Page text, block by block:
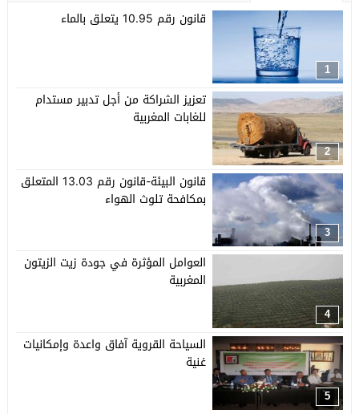
1
قانون رقم 10.95 يتعلق بالماء
2
تعزيز الشراكة من أجل تدبير مستدام
للغابات المغربية
3
قانون البيئة-قانون رقم 13.03 المتعلق
بمكافحة تلوث الهواء
4
العوامل المؤثرة في جودة زيت الزيتون
المغربية
5
السياحة القروية آفاق واعدة وإمكانيات
غنية